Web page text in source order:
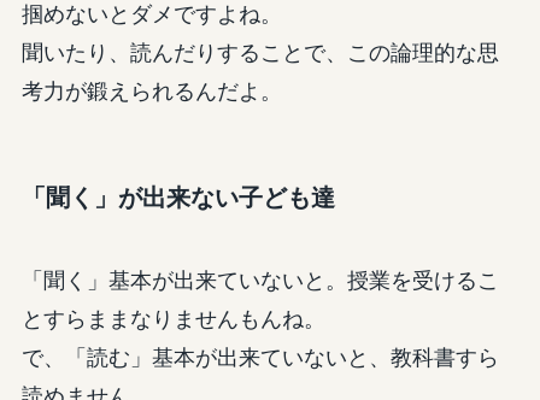
掴めないとダメですよね。
聞いたり、読んだりすることで、この論理的な思
考力が鍛えられるんだよ。
「聞く」が出来ない子ども達
「聞く」基本が出来ていないと。授業を受けるこ
とすらままなりませんもんね。
で、「読む」基本が出来ていないと、教科書すら